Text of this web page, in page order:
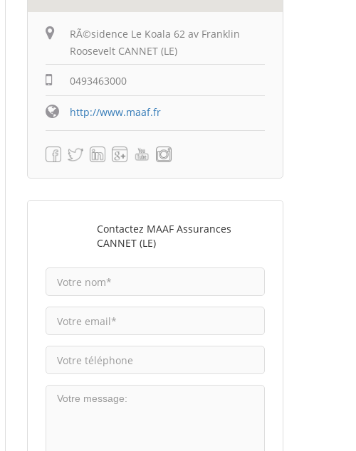
RÃ©sidence Le Koala 62 av Franklin
Roosevelt CANNET (LE)
0493463000
http://www.maaf.fr
Contactez MAAF Assurances
CANNET (LE)